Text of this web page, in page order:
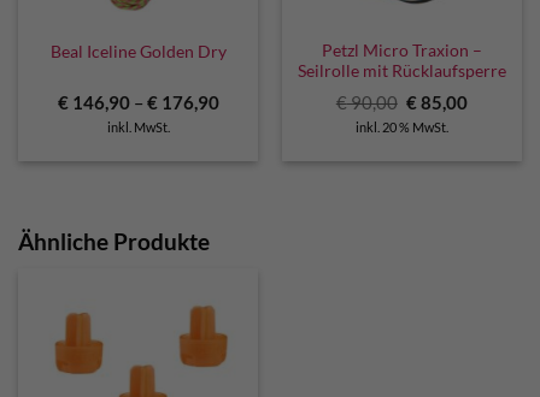
Beal Iceline Golden Dry
€146,90– €176,90
inkl. MwSt.
Petzl Micro Traxion –
Seilrolle mit Rücklaufsperre
€90,00 Ursprünglicher
Preis
war:
€85,00
inkl. 20 % MwSt.
Ähnliche Produkte